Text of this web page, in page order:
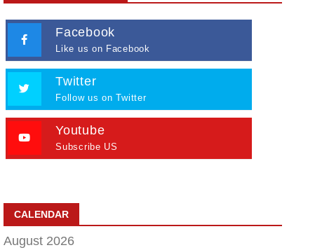
Facebook
Like us on Facebook
Twitter
Follow us on Twitter
Youtube
Subscribe US
CALENDAR
August 2026